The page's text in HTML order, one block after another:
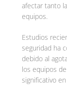
afectar tanto
equipos.
Estudios
seguridad ha
debido al
los equipos
significativo